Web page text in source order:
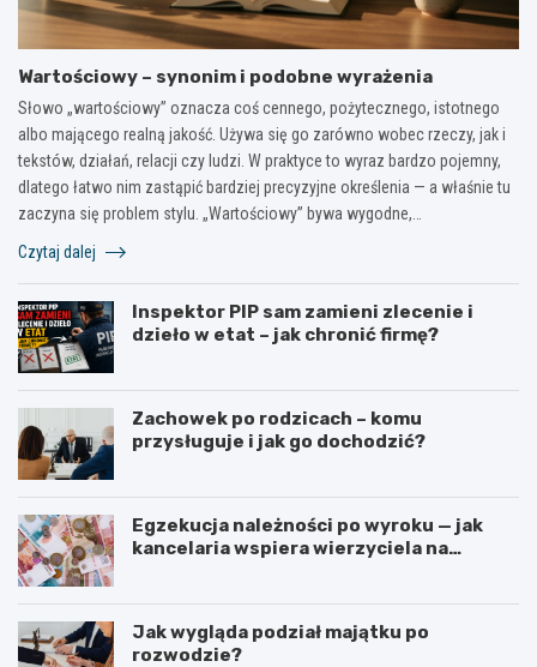
Wartościowy – synonim i podobne wyrażenia
Słowo „wartościowy” oznacza coś cennego, pożytecznego, istotnego
albo mającego realną jakość. Używa się go zarówno wobec rzeczy, jak i
tekstów, działań, relacji czy ludzi. W praktyce to wyraz bardzo pojemny,
dlatego łatwo nim zastąpić bardziej precyzyjne określenia — a właśnie tu
zaczyna się problem stylu. „Wartościowy” bywa wygodne,…
Czytaj dalej
Inspektor PIP sam zamieni zlecenie i
dzieło w etat – jak chronić firmę?
Zachowek po rodzicach – komu
przysługuje i jak go dochodzić?
Egzekucja należności po wyroku — jak
kancelaria wspiera wierzyciela na
Jak wygląda podział majątku po
rozwodzie?